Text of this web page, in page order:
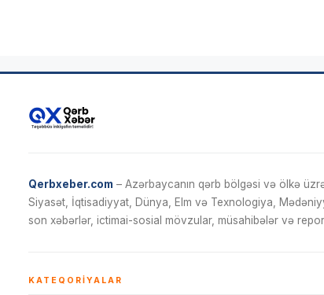
Qerbxeber.com – Azərbaycanın qərb bölgəsi və ölkə
Siyasət, İqtisadiyyat, Dünya, Elm və Texnologiya,
son xəbərlər, ictimai-sosial mövzular, müsahibələr və
KATEQORIYALAR